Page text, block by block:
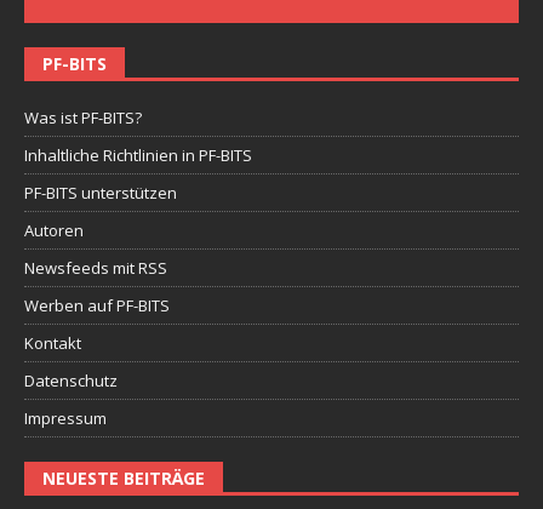
PF-BITS
Was ist PF-BITS?
Inhaltliche Richtlinien in PF-BITS
PF-BITS unterstützen
Autoren
Newsfeeds mit RSS
Werben auf PF-BITS
Kontakt
Datenschutz
Impressum
NEUESTE BEITRÄGE